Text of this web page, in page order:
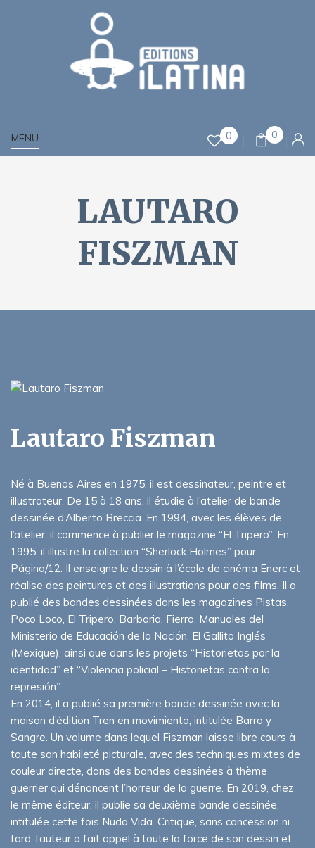
MENU 0 0
LAUTARO
FISZMAN
Lautaro Fiszman
Né à Buenos Aires en 1975, il est dessinateur, peintre et
illustrateur. De 15 à 18 ans, il étudie à l’atelier de bande
dessinée d’Alberto Breccia. En 1994, avec les élèves de
l’atelier, il commence à publier le magazine “El Tripero”. En
1995, il illustre la collection “Sherlock Holmes” pour
Página/12. Il enseigne le dessin à l’école de cinéma Enerc et
réalise des peintures et des illustrations pour des films. Il a
publié des bandes dessinées dans les magazines Pistas,
Poco Loco, El Tripero, Barbaria, Fierro, Manuales del
Ministerio de Educación de la Nación, El Gallito Inglés
(Mexique), ainsi que dans les projets “Historietas por la
identidad” et “Violencia policial – Historietas contra la
represión”.
En 2014, il a publié sa première bande dessinée avec la
maison d’édition Tren en movimiento, intitulée Barro y
Sangre. Un volume dans lequel Fiszman laisse libre cours à
toute son habileté picturale, avec des techniques mixtes de
couleur directe, dans des bandes dessinées à thème
guerrier qui dénoncent l’horreur de la guerre. En 2019, chez
le même éditeur, il publie sa deuxième bande dessinée,
intitulée cette fois Nuda Vida. Critique, sans concession ni
fard, l’auteur a fait appel à toute la force de son dessin et